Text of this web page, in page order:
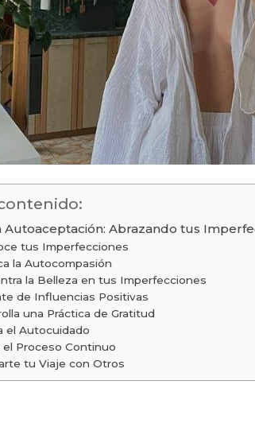
Autoaceptación: Abrazando tus
tus Imperfecciones
la Autocompasión
la Belleza en tus Imperfecciones
de Influencias Positivas
una Práctica de Gratitud
el Autocuidado
el Proceso Continuo
tu Viaje con Otros